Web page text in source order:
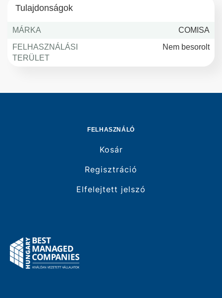
Tulajdonságok
MÁRKA
COMISA
FELHASZNÁLÁSI
TERÜLET
Nem besorolt
FELHASZNÁLÓ
Kosár
Regisztráció
Elfelejtett jelszó